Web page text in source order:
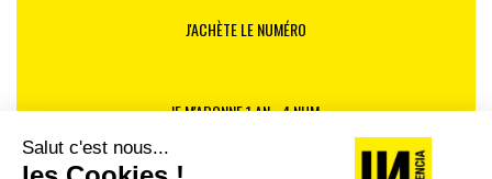
de celles de 2019 (alors qu’il faudrait viser -43 % dans
les scénarios les plus ambitieux).
la conférence, notamment le passage de l’Union
européenne de 55 à 57 %, ne changent pas
fondamentalement pas la donne.
J'ACHÈTE LE NUMÉRO
JE M'ABONNE 1 AN - 4 NUM.